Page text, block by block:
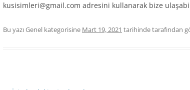
kusisimleri@gmail.com adresini kullanarak bize
Bu yazı Genel kategorisine Mart 19, 2021 tarihindetarafından